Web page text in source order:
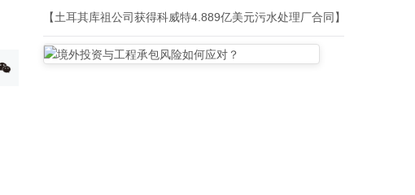
【土耳其库祖公司获得科威特4.889亿美元污水处理厂合同】